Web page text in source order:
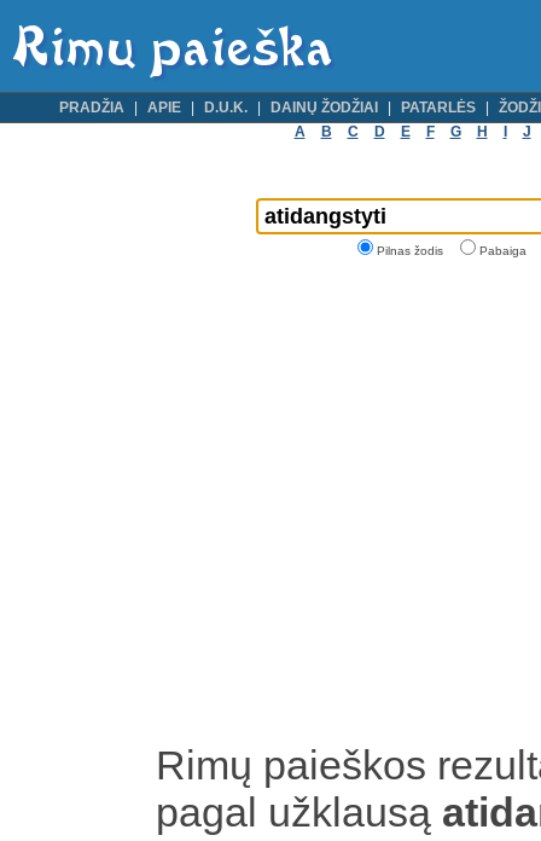
PRADŽIA APIE D.U.K. DAINŲ ŽODŽIAI PATARLĖS
A
B C D E F G H J
Pilnas žodis Pabaiga
Rimų paieškos
pagal užklausą